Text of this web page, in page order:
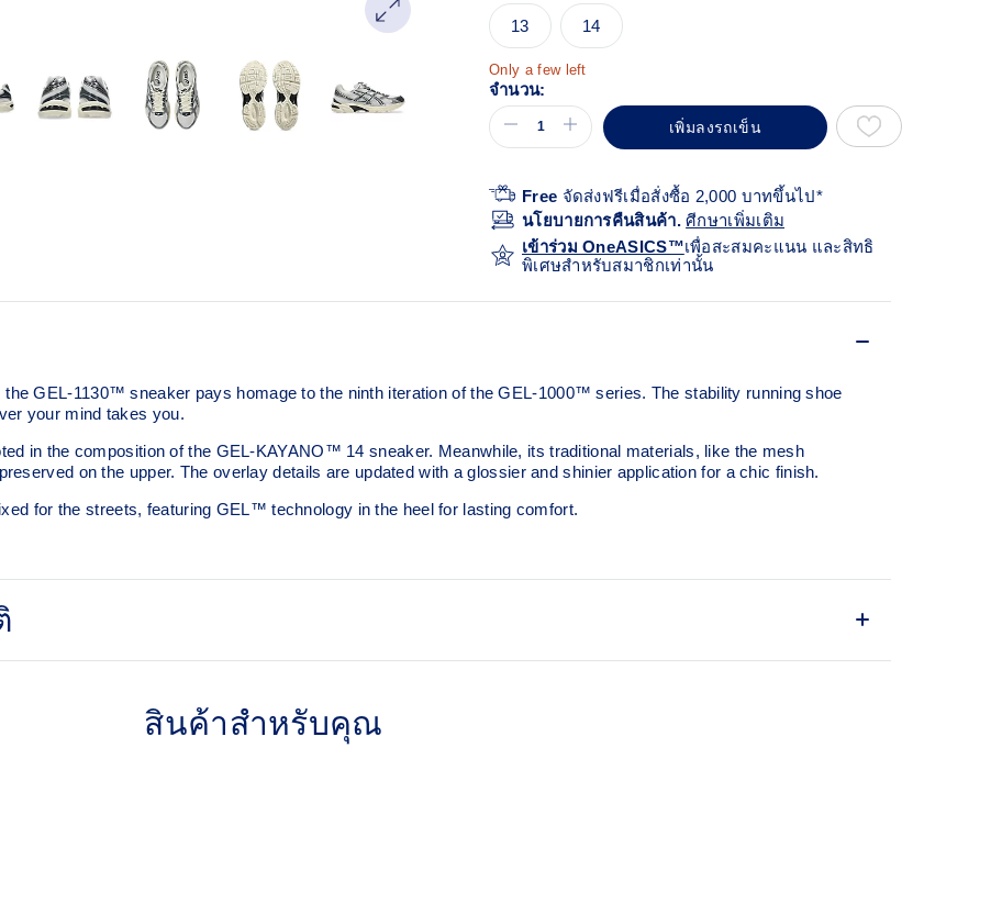
13 14
Only a few left
จำนวน:
เพิ่มลงรถเข็น
Free จัดส่งฟรีเมื่อสั่งซื้อ 2,000 บาทขึ้นไป*
นโยบายการคืนสินค้า.ศีกษาเพิ่มเติม
เข้าร่วม OneASICS™เพื่อสะสมคะแนน และสิทธิ
พิเศษสำหรับสมาชิกเท่านั้น
GEL-1130™ sneaker pays homage to the ninth iteration of the GEL-1000™ series. The stability running shoe
your mind takes you.
in the composition of the GEL-KAYANO™ 14 sneaker. Meanwhile, its traditional materials, like the mesh
on the upper. The overlay details are updated with a glossier and shinier application for a chic finish.
for the streets, featuring GEL™ technology in the heel for lasting comfort.
This shoe preserves the TRUSSTIC™ support system that helped
สินค้าสำหรับคุณ